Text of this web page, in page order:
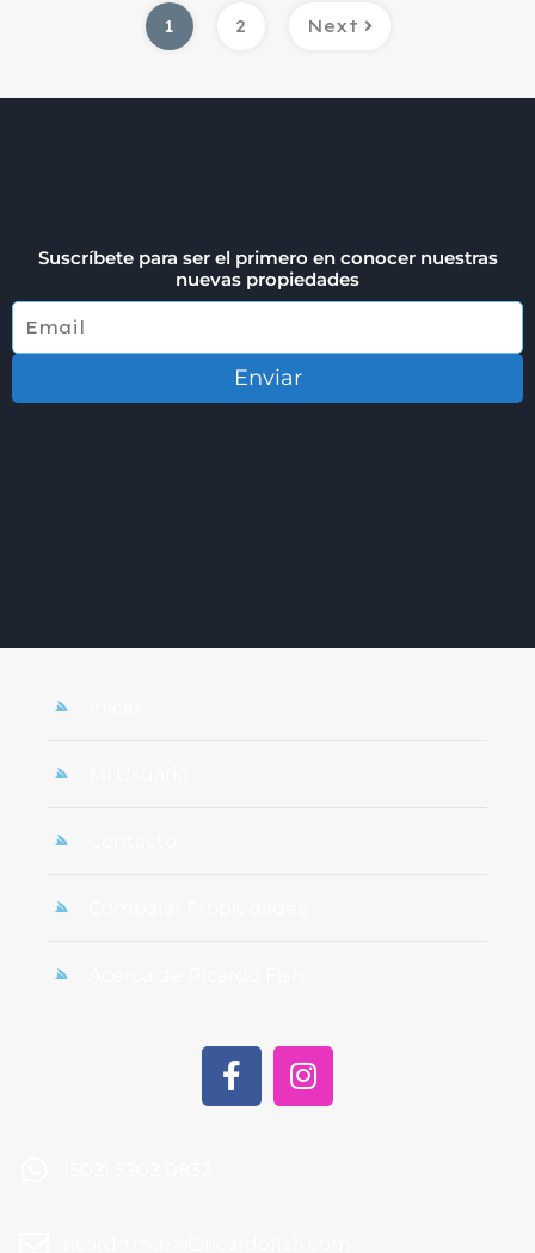
1 2 Next
Suscríbete para ser el primero en conocer nuestras
nuevas propiedades
Enviar